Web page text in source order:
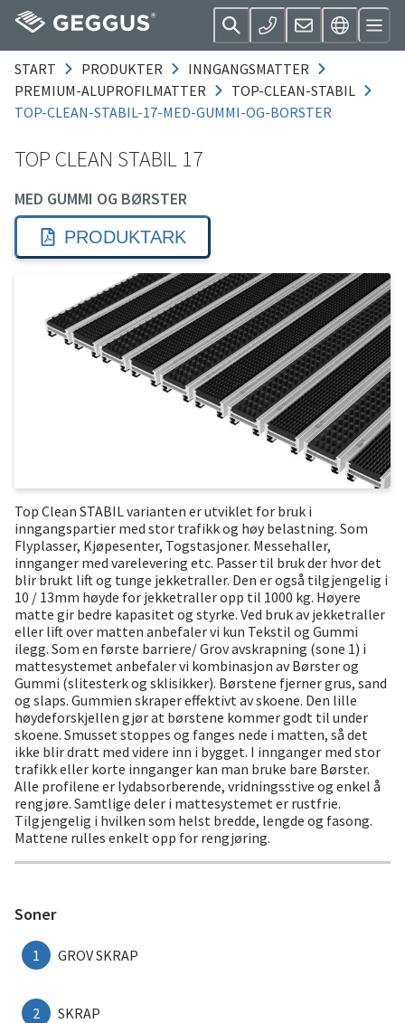
START PRODUKTER
INNGANGSMATTER
PREMIUM-ALUPROFILMATTER
TOP-CLEAN-STABIL
TOP-CLEAN-STABIL-17-MED-GUMMI-OG-BORSTER
TOP CLEAN STABIL 17
MED GUMMI OG BØRSTER
PRODUKTARK
Top Clean STABIL varianten er utviklet for bruk i
inngangspartier med stor trafikk og høy belastning. Som
Flyplasser, Kjøpesenter, Togstasjoner. Messehaller,
innganger med varelevering etc. Passer til bruk der hvor det
blir brukt lift og tunge jekketraller. Den er også tilgjengelig i
10 / 13mm høyde for jekketraller opp til 1000 kg. Høyere
matte gir bedre kapasitet og styrke. Ved bruk av jekketraller
eller lift over matten anbefaler vi kun Tekstil og Gummi
ilegg. Som en første barriere/ Grov avskrapning (sone 1) i
mattesystemet anbefaler vi kombinasjon av Børster og
Gummi (slitesterk og sklisikker). Børstene fjerner grus, sand
og slaps. Gummien skraper effektivt av skoene. Den lille
høydeforskjellen gjør at børstene kommer godt til under
skoene. Smusset stoppes og fanges nede i matten, så det
ikke blir dratt med videre inn i bygget. I innganger med stor
trafikk eller korte innganger kan man bruke bare Børster.
Alle profilene er lydabsorberende, vridningsstive og enkel å
rengjøre. Samtlige deler i mattesystemet er rustfrie.
Tilgjengelig i hvilken som helst bredde, lengde og fasong.
Mattene rulles enkelt opp for rengjøring.
Soner
1 GROV SKRAP
2 SKRAP